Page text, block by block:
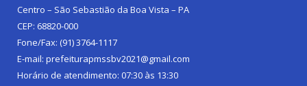
Centro – São Sebastião da Boa Vista – PA
CEP: 68820-000
Fone/Fax: (91) 3764-1117
E-mail: prefeiturapmssbv2021@gmail.com
Horário de atendimento: 07:30 às 13:30